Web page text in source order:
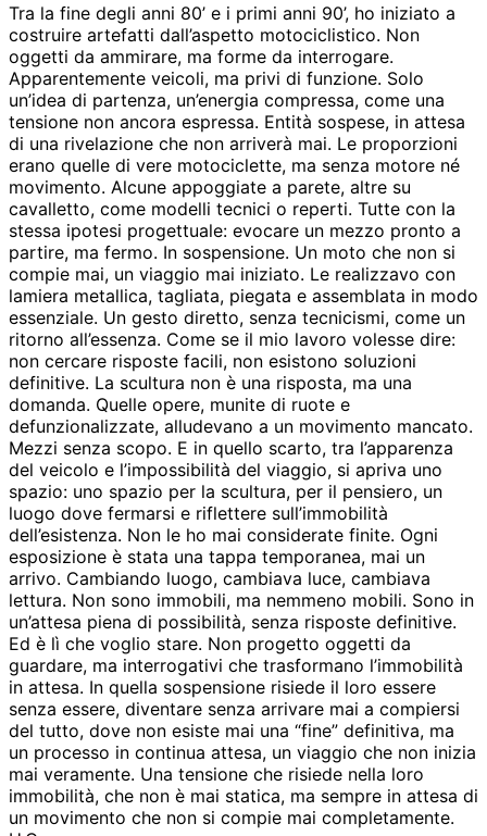
Tra la fine degli anni 80’ e i primi anni 90’, ho iniziato a
costruire artefatti dall’aspetto motociclistico. Non
oggetti da ammirare, ma forme da interrogare.
Apparentemente veicoli, ma privi di funzione. Solo
un’idea di partenza, un’energia compressa, come una
tensione non ancora espressa. Entità sospese, in attesa
di una rivelazione che non arriverà mai. Le proporzioni
erano quelle di vere motociclette, ma senza motore né
movimento. Alcune appoggiate a parete, altre su
cavalletto, come modelli tecnici o reperti. Tutte con la
stessa ipotesi progettuale: evocare un mezzo pronto a
partire, ma fermo. In sospensione. Un moto che non si
compie mai, un viaggio mai iniziato. Le realizzavo con
lamiera metallica, tagliata, piegata e assemblata in modo
essenziale. Un gesto diretto, senza tecnicismi, come un
ritorno all’essenza. Come se il mio lavoro volesse dire:
non cercare risposte facili, non esistono soluzioni
definitive. La scultura non è una risposta, ma una
domanda. Quelle opere, munite di ruote e
defunzionalizzate, alludevano a un movimento mancato.
Mezzi senza scopo. E in quello scarto, tra l’apparenza
del veicolo e l’impossibilità del viaggio, si apriva uno
spazio: uno spazio per la scultura, per il pensiero, un
luogo dove fermarsi e riflettere sull’immobilità
dell’esistenza. Non le ho mai considerate finite. Ogni
esposizione è stata una tappa temporanea, mai un
arrivo. Cambiando luogo, cambiava luce, cambiava
lettura. Non sono immobili, ma nemmeno mobili. Sono in
un’attesa piena di possibilità, senza risposte definitive.
Ed è lì che voglio stare. Non progetto oggetti da
guardare, ma interrogativi che trasformano l’immobilità
in attesa. In quella sospensione risiede il loro essere
senza essere, diventare senza arrivare mai a compiersi
del tutto, dove non esiste mai una “fine” definitiva, ma
un processo in continua attesa, un viaggio che non inizia
mai veramente. Una tensione che risiede nella loro
immobilità, che non è mai statica, ma sempre in attesa di
un movimento che non si compie mai completamente.